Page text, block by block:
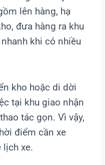
lên hàng, hạ
đưa hàng ra khu
khi có nhiều
kho hoặc di dời
tại khu giao nhận
tác gọn. Vì vậy,
điểm cần xe
lịch xe.